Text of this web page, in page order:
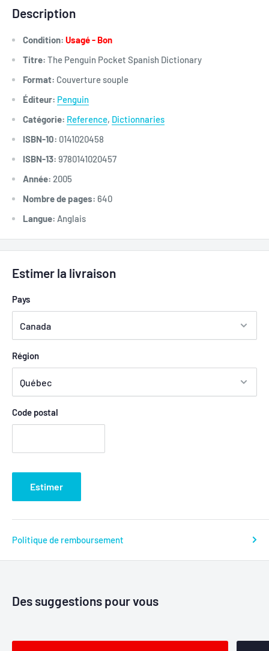
Description
Condition: Usagé - Bon
Titre: The Penguin Pocket Spanish Dictionary
Format: Couverture souple
Éditeur: Penguin
Catégorie: Reference, Dictionnaries
ISBN-10: 0141020458
ISBN-13: 9780141020457
Année: 2005
Nombre de pages: 640
Langue: Anglais
Estimer la livraison
Pays
Région
Code postal
Estimer
Politique de remboursement
Des suggestions pour vous